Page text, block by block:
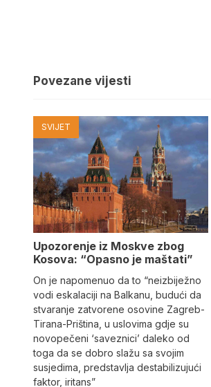
Povezane vijesti
SVIJET
Upozorenje iz Moskve zbog
Kosova: “Opasno je maštati”
On je napomenuo da to “neizbiježno
vodi eskalaciji na Balkanu, budući da
stvaranje zatvorene osovine Zagreb-
Tirana-Priština, u uslovima gdje su
novopečeni ‘saveznici’ daleko od
toga da se dobro slažu sa svojim
susjedima, predstavlja destabilizujući
faktor, iritans”